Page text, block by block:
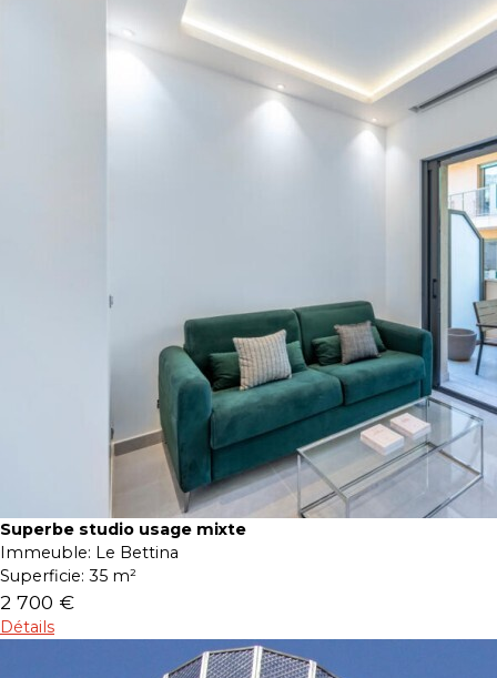
Superbe studio usage mixte
Immeuble: Le Bettina
Superficie: 35 m²
2 700 €
Détails